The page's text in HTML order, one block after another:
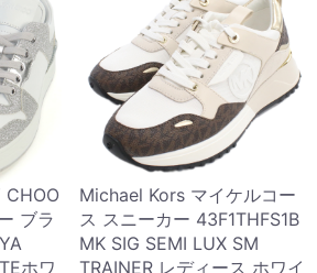
CHOO
ブラ
ホワ
Michael Kors マイケルコー
ス スニーカー 43F1THFS1B
MK SIG SEMI LUX SM
TRAINER レディース ホワイ